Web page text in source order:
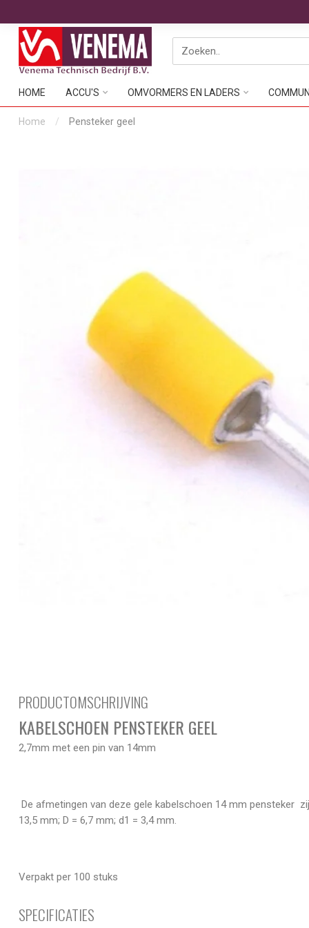
HOME ACCU'S OMVORMERS EN LADERS
Home / Pensteker geel
PRODUCTOMSCHRIJVING
KABELSCHOEN PENSTEKER GEEL
2,7mm met een pin van 14mm
De afmetingen van deze gele kabelschoen 14 mm pensteker
13,5 mm; D = 6,7 mm; d1 = 3,4 mm.
Verpakt per 100 stuks
SPECIFICATIES